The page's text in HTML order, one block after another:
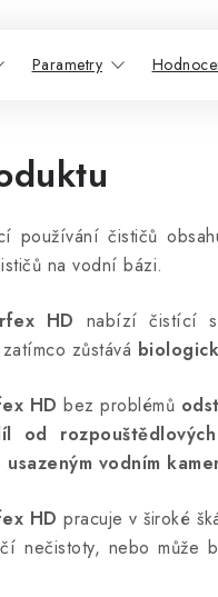
Parametry
používání čističů
na vodní bázi.
HD nabízí čistící
zůstává
HD bez problémů
od
vodním
HD pracuje v široké
nečistoty, nebo může